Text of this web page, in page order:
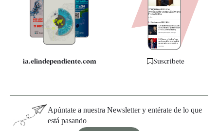
Quiénes somos
Especificaciones
ia.elindependiente.com Suscríbete
Apúntate a nuestra Newsletter y entérate de lo que
está pasando